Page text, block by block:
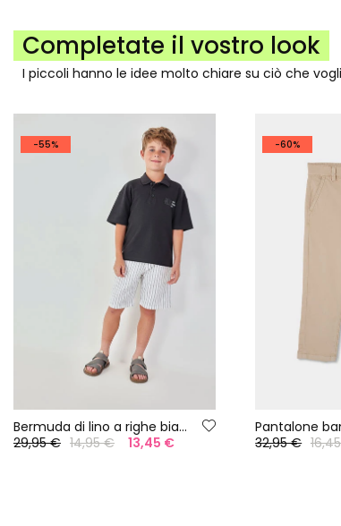
Completate il vostro look
I piccoli hanno le idee molto chiare su ciò che
-55%
Bermuda di lino a righe bianche e nere
29,95 € 14,95 € 13,45 €
-60%
Pantalone
32,95 €